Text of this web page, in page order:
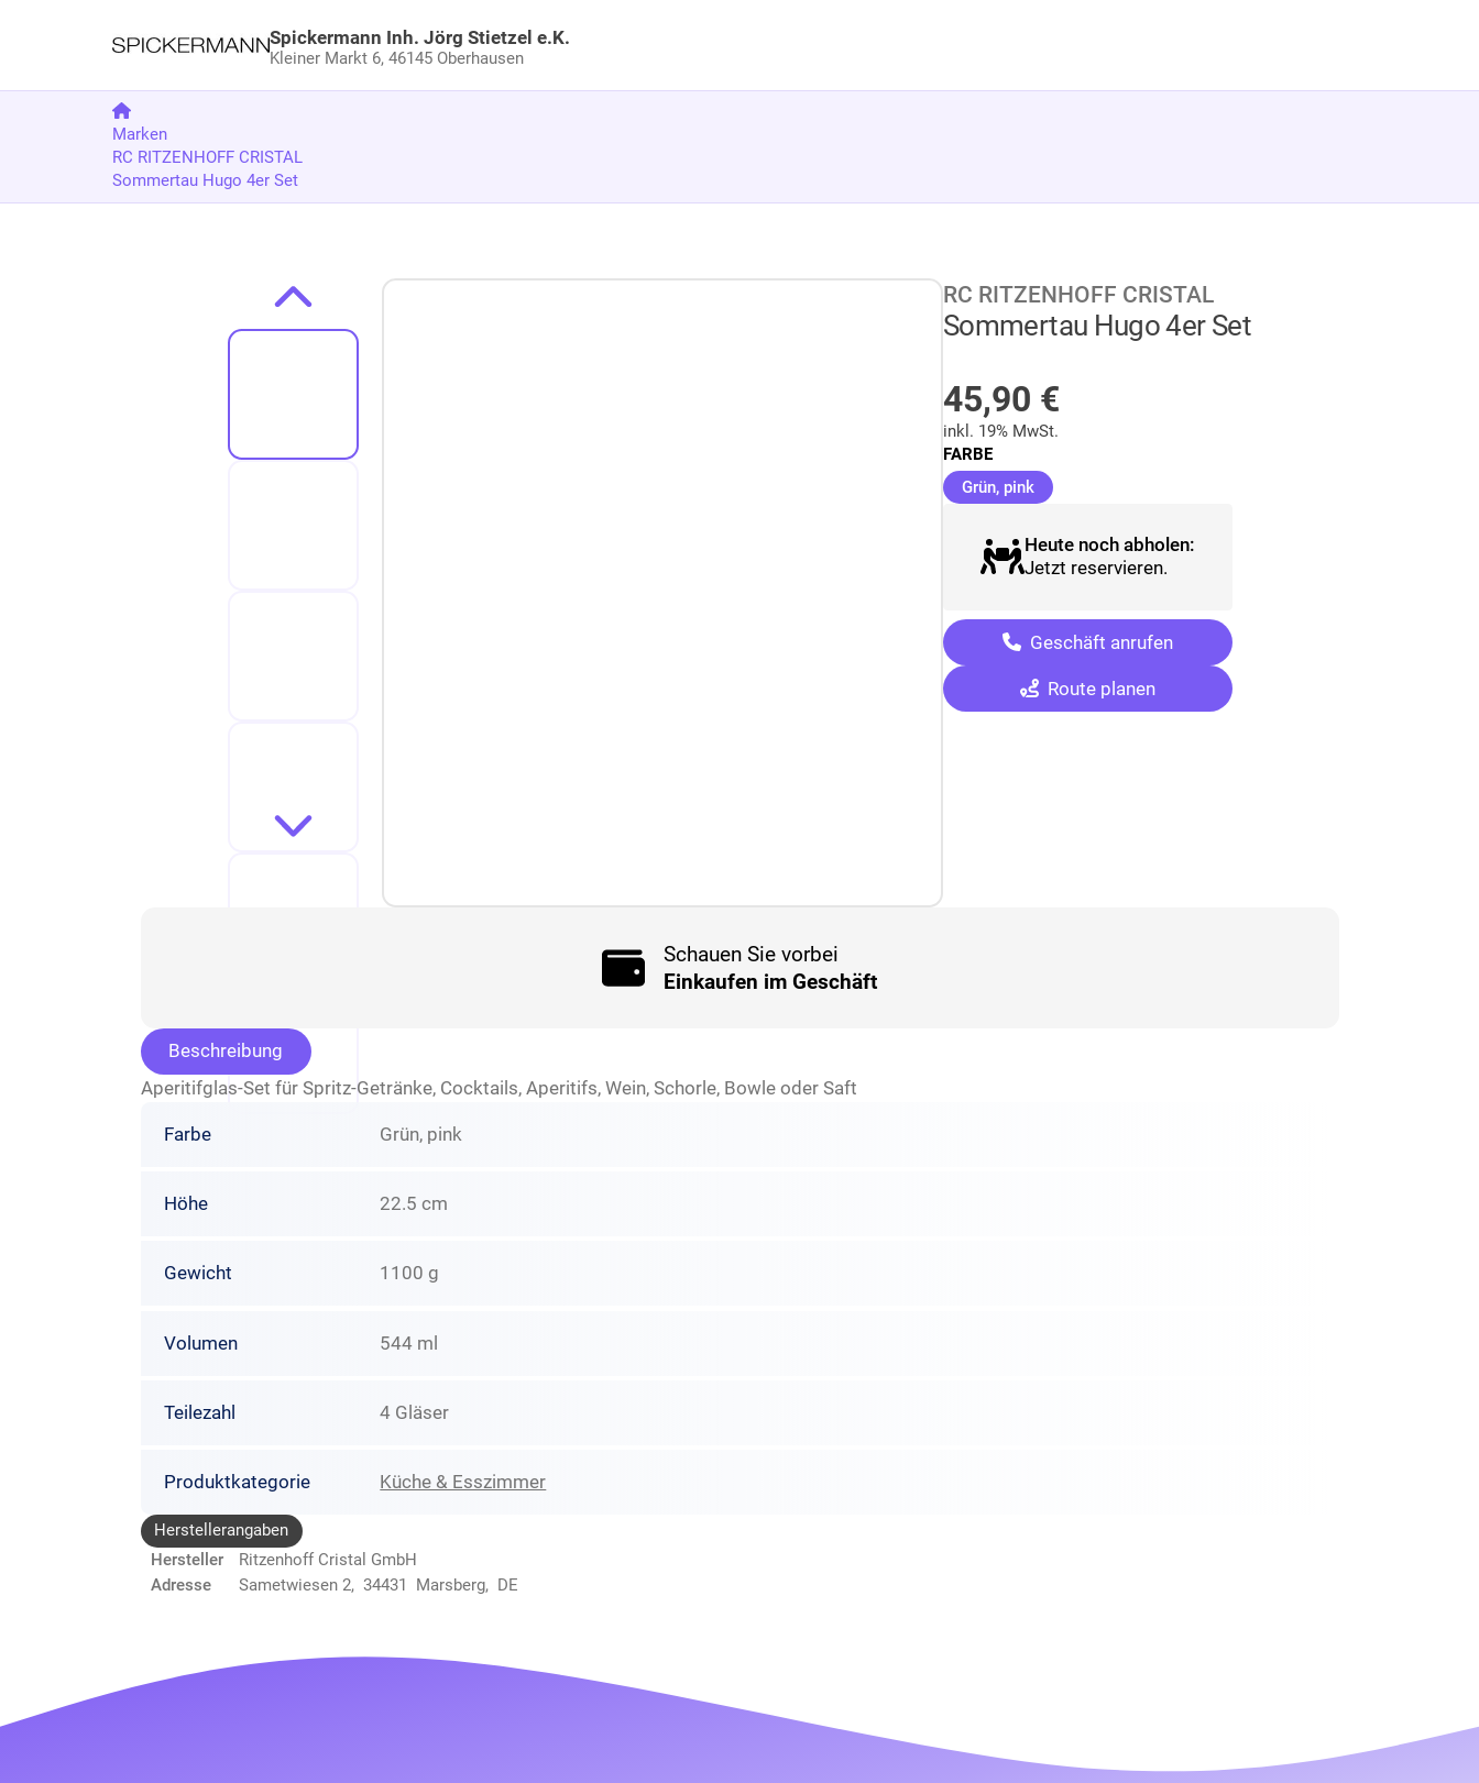
Spickermann Inh. Jörg Stietzel e.K.
Kleiner Markt 6, 46145 Oberhausen
Marken
RC RITZENHOFF CRISTAL
Sommertau Hugo 4er Set
Zur Produktbeschreibung springen RC RITZENHOFF CRISTAL
Sommertau Hugo 4er Set
45,90 €
inkl. 19% MwSt.
FARBE
Grün, pink(ausgewählt)
Heute noch abholen:
Jetzt reservieren.
Geschäft anrufen
Route planen
Schauen Sie vorbei
Einkaufen im Geschäft
Beschreibung
Aperitifglas-Set für Spritz-Getränke, Cocktails, Aperitifs, Wein, Schorle, Bowle oder Saft
Farbe Grün, pink
Höhe 22.5 cm
Gewicht 1100 g
Volumen 544 ml
Teilezahl 4 Gläser
Produktkategorie Küche & Esszimmer
Herstellerangaben
Hersteller
Ritzenhoff Cristal GmbH
Adresse
Sametwiesen 2, 34431 Marsberg, DE